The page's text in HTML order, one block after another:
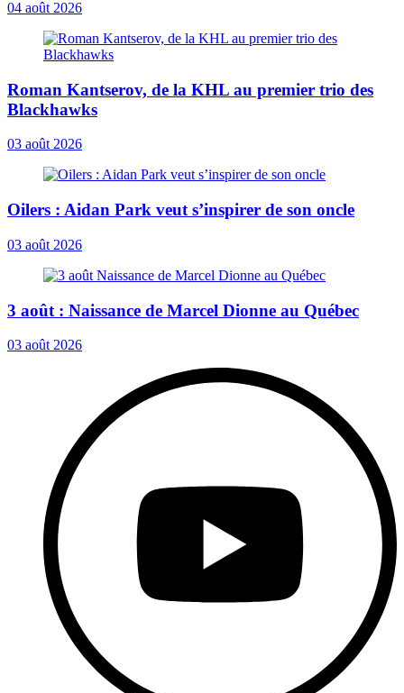
04 août 2026
Roman Kantserov, de la KHL au premier trio des
Blackhawks
03 août 2026
Oilers : Aidan Park veut s’inspirer de son oncle
03 août 2026
3 août : Naissance de Marcel Dionne au Québec
03 août 2026